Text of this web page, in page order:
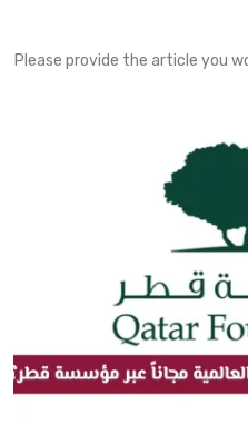
Please provide the article you